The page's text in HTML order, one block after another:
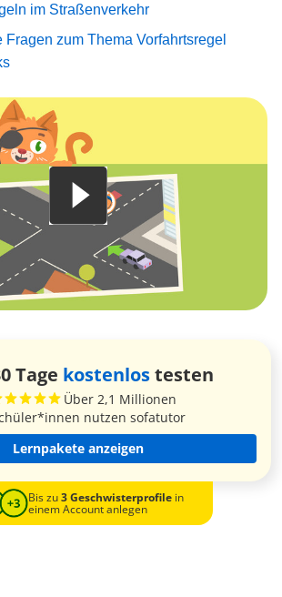
im Straßenverkehr
Fragen zum Thema Vorfahrtsregel
Tage kostenlostesten
Über 2,1 Millionen
nutzen sofatutor
Lernpakete anzeigen
Bis zu3 Geschwisterprofilein
einem Account anlegen